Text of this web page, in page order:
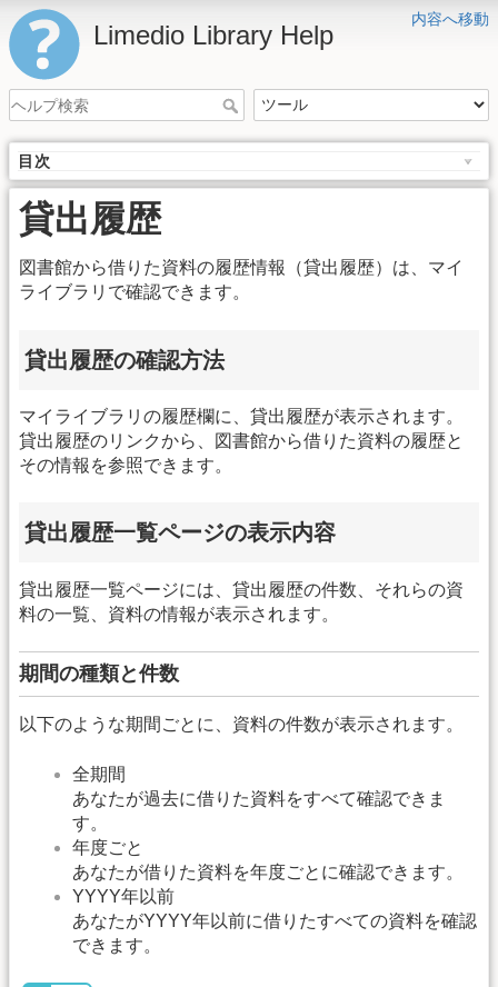
内容へ移動
Limedio Library Help
目次
貸出履歴
図書館から借りた資料の履歴情報（貸出履歴）は、マイ
ライブラリで確認できます。
貸出履歴の確認方法
マイライブラリの履歴欄に、貸出履歴が表示されます。
貸出履歴のリンクから、図書館から借りた資料の履歴と
その情報を参照できます。
貸出履歴一覧ページの表示内容
貸出履歴一覧ページには、貸出履歴の件数、それらの資
料の一覧、資料の情報が表示されます。
期間の種類と件数
以下のような期間ごとに、資料の件数が表示されます。
全期間
あなたが過去に借りた資料をすべて確認できま
す。
年度ごと
あなたが借りた資料を年度ごとに確認できます。
YYYY年以前
あなたがYYYY年以前に借りたすべての資料を確認
できます。